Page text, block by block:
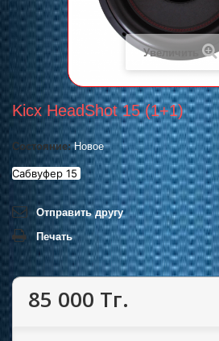
Увеличить
Kicx HeadShot 15 (1+1)
Состояние: Новое
Сабвуфер 15
Отправить другу
Печать
85 000 Тг.